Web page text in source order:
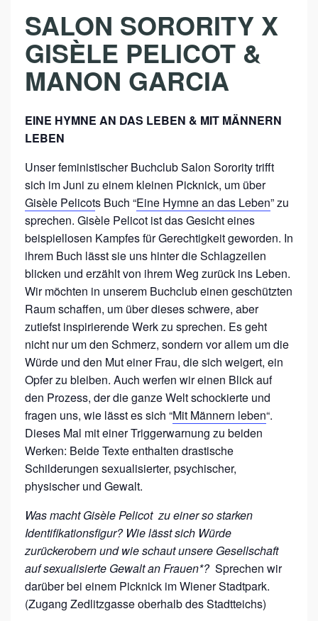
N
S
O
R
O
R
I
T
Y
X
P
E
L
I
C
O
T
X
G
A
R
C
I
SALON SORORITY X
GISÈLE PELICOT &
MANON GARCIA
EINE HYMNE AN DAS LEBEN & MIT MÄNNERN
LEBEN
Unser feministischer Buchclub Salon Sorority trifft
sich im Juni zu einem kleinen Picknick, um über
Gisèle Pelicots Buch “Eine Hymne an das Leben” zu
sprechen. Gisèle Pelicot ist das Gesicht eines
beispiellosen Kampfes für Gerechtigkeit geworden. In
ihrem Buch lässt sie uns hinter die Schlagzeilen
blicken und erzählt von ihrem Weg zurück ins Leben.
Wir möchten in unserem Buchclub einen geschützten
Raum schaffen, um über dieses schwere, aber
zutiefst inspirierende Werk zu sprechen. Es geht
nicht nur um den Schmerz, sondern vor allem um die
Würde und den Mut einer Frau, die sich weigert, ein
Opfer zu bleiben. Auch werfen wir einen Blick auf
den Prozess, der die ganze Welt schockierte und
fragen uns, wie lässt es sich “Mit Männern leben“.
Dieses Mal mit einer Triggerwarnung zu beiden
Werken: Beide Texte enthalten drastische
Schilderungen sexualisierter, psychischer,
physischer und Gewalt.
Was macht Gisèle Pelicot zu einer so starken
Identifikationsfigur? Wie lässt sich Würde
zurückerobern und wie schaut unsere Gesellschaft
auf sexualisierte Gewalt an Frauen*? Sprechen wir
darüber bei einem Picknick im Wiener Stadtpark.
(Zugang Zedlitzgasse oberhalb des Stadtteichs)